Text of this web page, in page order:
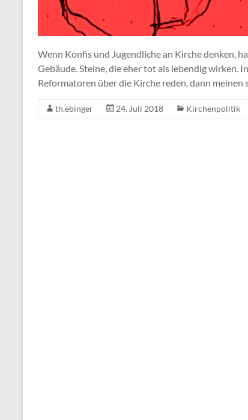
Wenn Konfis und Jugendliche an Kirche denken,
Gebäude. Steine, die eher tot als lebendig wirken.
Reformatoren über die Kirche reden, dann meinen
th.ebinger 24. Juli 2018 Kirchenpolitik